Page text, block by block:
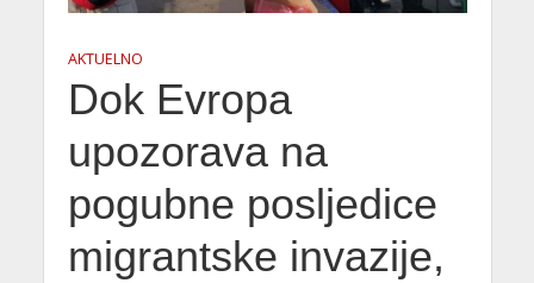
AKTUELNO
Dok Evropa
upozorava na
pogubne posljedice
migrantske invazije,